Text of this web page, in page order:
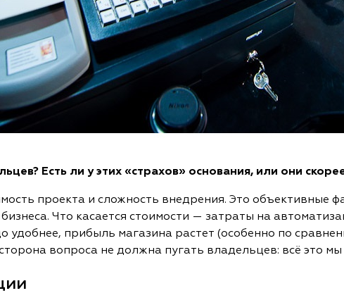
Есть ли у этих «страхов» основания, или они
проекта и сложность внедрения. Это объективные
Что касается стоимости — затраты на
удобнее, прибыль магазина растет (особенно по
вопроса не должна пугать владельцев: всё это мы